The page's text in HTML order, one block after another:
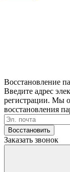
Восстановление
Введите адрес
регистрации. Мы
восстановления
Восстановить
Заказать звонок